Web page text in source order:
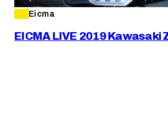
Eicma
EICMA LIVE 2019 Kawasaki